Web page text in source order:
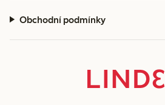
Obchodní podmínky